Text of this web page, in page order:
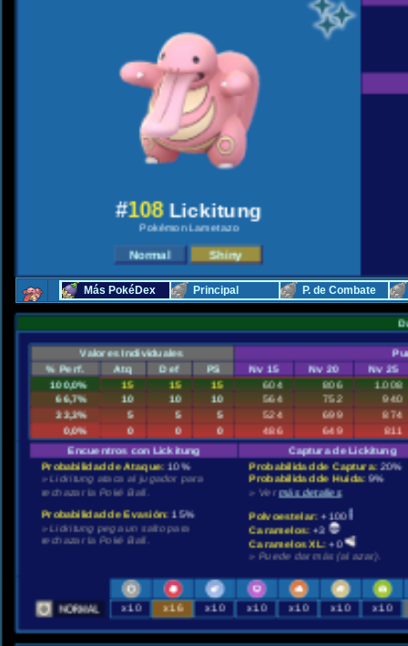
#108 Lickitung
Pokémon Lametazo
Más PokéDex Principal P. de Combate
Valores Individuales
% Perf.
Atq Def PS Nv 15 Nv 20
Nv 25
100,0%
15 15 15 604 806
1.008
66,7%
10 10 10 564 752
940
33,3%
5 5 5 524 699
874
0,0%
0 0 0 486 649
811
Encuentros con Lickitung
Captura de Lickitung
Probabilidad de Ataque: 10%
» Lickitung ataca al jugador para
rechazar la Poké Ball.
Probabilidad de Evasión: 15%
» Lickitung pega un salto para
rechazar la Poké Ball.
Probabilidad de Captura:20%
Probabilidad de Huida:9%
» Vermás detalles.
Polvoestelar: +100
Caramelos:+3
Caramelos XL: +0
» Puede dar más (al azar).
x1.0 x1.6 x1.0 x1.0 x1.0 x1.0 x1.0